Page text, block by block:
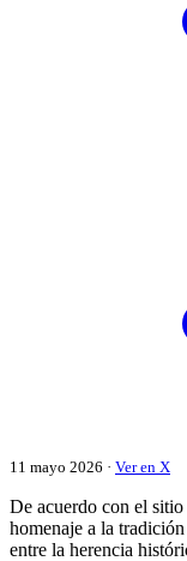
11 mayo 2026 · Ver en X
De acuerdo con el
homenaje a la
entre la herencia